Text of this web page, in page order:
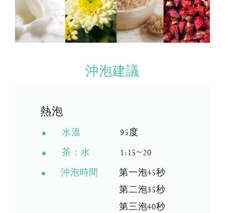
沖泡建議
熱泡
水溫
95度
茶：水
1:15~20
沖泡時間
第一泡45秒
第二泡35秒
第三泡40秒